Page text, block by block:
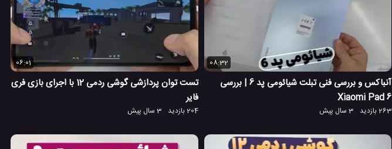
08:32
آنباکس و بررسی فنی تبلت شیائومی پد 6 | بررسی
Xiaomi Pad 6
263 بازدید 3 سال پیش
06:01
تست توان پردازشی گوشی ردمی 12 با اجرای بازی فری
فایر
204 بازدید 3 سال پیش